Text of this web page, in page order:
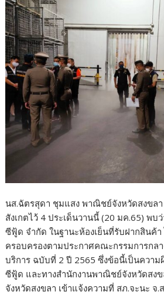
นส.ฉัตรสุดา ชุมแสง พาณิชย์จังหวัดสงขลา
สังเกตไว้ 4 ประเด็นวานนี้ (20 มค.65) พบ
ซีฟู้ด จำกัด ในฐานะห้องเย็นที่รับฝากสินค้
ครอบครองตามประกาศคณะกรรมการกล
บริการ ฉบับที่ 2 ปี 2565 ซึ่งข้อนี้เป็นควา
ซีฟู้ด และทางสำนักงานพาณิชย์จังหวัดสง
จังหวัดสงขลา เข้าแจ้งความที่ สภ.จะนะ จ